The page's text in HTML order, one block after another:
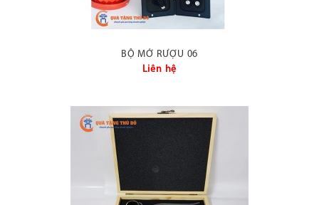
BỘ MỞ RƯỢU 06
Liên hệ